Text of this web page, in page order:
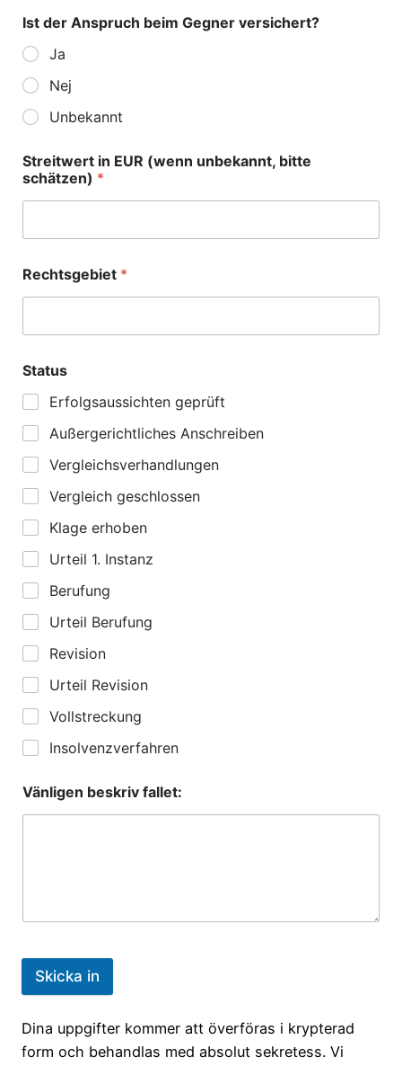
Ist der Anspruch beim Gegner versichert?
Ja
Nej
Unbekannt
Streitwert in EUR (wenn unbekannt, bitte
schätzen) *
Rechtsgebiet *
Status
Erfolgsaussichten geprüft
Außergerichtliches Anschreiben
Vergleichsverhandlungen
Vergleich geschlossen
Klage erhoben
Urteil 1. Instanz
Berufung
Urteil Berufung
Revision
Urteil Revision
Vollstreckung
Insolvenzverfahren
Vänligen beskriv fallet:
Skicka in
Dina uppgifter kommer att överföras i krypterad
form och behandlas med absolut sekretess. Vi